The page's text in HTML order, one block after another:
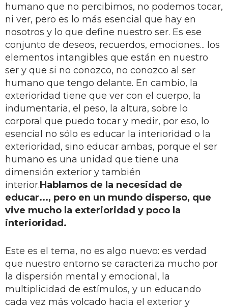
humano que no percibimos, no podemos tocar,
ni ver, pero es lo más esencial que hay en
nosotros y lo que define nuestro ser. Es ese
conjunto de deseos, recuerdos, emociones... los
elementos intangibles que están en nuestro
ser y que si no conozco, no conozco al ser
humano que tengo delante. En cambio, la
exterioridad tiene que ver con el cuerpo, la
indumentaria, el peso, la altura, sobre lo
corporal que puedo tocar y medir, por eso, lo
esencial no sólo es educar la interioridad o la
exterioridad, sino educar ambas, porque el ser
humano es una unidad que tiene una
dimensión exterior y también
interior.Hablamos de la necesidad de
educar..., pero en un mundo disperso, que
vive mucho la exterioridad y poco la
interioridad.
Este es el tema, no es algo nuevo: es verdad
que nuestro entorno se caracteriza mucho por
la dispersión mental y emocional, la
multiplicidad de estímulos, y un educando
cada vez más volcado hacia el exterior y